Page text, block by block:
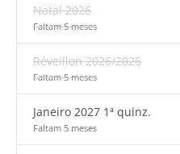
Natal 2026
Faltam 5 meses
Réveillon 2026/2026
Faltam 5 meses
Janeiro 2027 1ª quinz.
Faltam 5 meses